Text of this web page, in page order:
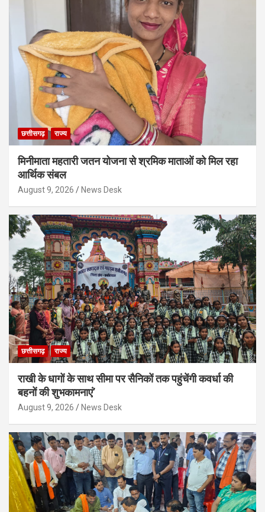
छत्तीसगढ़ राज्य
मिनीमाता महतारी जतन योजना से श्रमिक माताओं को मिल रहा
आर्थिक संबल
August 9, 2026 News Desk
छत्तीसगढ़ राज्य
राखी के धागों के साथ सीमा पर सैनिकों तक पहुंचेंगी कवर्धा की
बहनों की शुभकामनाएं’
August 9, 2026 News Desk